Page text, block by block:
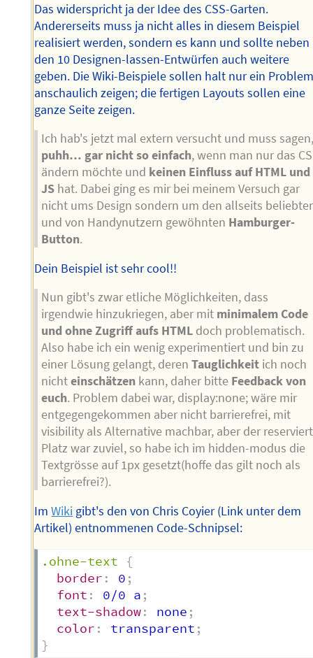
Das widerspricht ja der Idee des CSS-Garten.
Andererseits muss ja nicht alles in diesem Beispiel
realisiert werden, sondern es kann und sollte neben
den 10 Designen-lassen-Entwürfen auch weitere
geben. Die Wiki-Beispiele sollen halt nur ein
anschaulich zeigen; die fertigen Layouts sollen eine
ganze Seite zeigen.
Ich hab's jetzt mal extern versucht und muss
puhh… gar nicht so einfach, wenn man nur das
ändern möchte und keinen Einfluss auf HTML und
JS hat. Dabei ging es mir bei meinem Versuch gar
nicht ums Design sondern um den allseits
und von Handynutzern gewöhnten Hamburger-
Button.
Dein Beispiel ist sehr cool!!
Nun gibt's zwar etliche Möglichkeiten, dass
irgendwie hinzukriegen, aber mit minimalem Code
und ohne Zugriff aufs HTML doch problematisch.
Also habe ich ein wenig experimentiert und bin zu
einer Lösung gelangt, derenTauglichkeit ich noch
nichteinschätzen kann, daher bitte Feedback von
euch. Problem dabei war, display:none; wäre mir
entgegengekommen aber nicht barrierefrei, mit
visibility als Alternative machbar, aber der
Platz war zuviel, so habe ich im hidden-modus die
Textgrösse auf 1px gesetzt(hoffe das gilt noch als
barrierefrei?).
ImWiki gibt's den von Chris Coyier (Link unter dem
Artikel) entnommenen Code-Schnipsel:
.ohne-text
{
border : 0 ;
font : 0/0 a ;
text-shadow: none ;
color : transparent ;
}